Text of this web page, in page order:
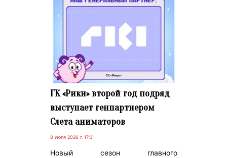
ГК «Рики» второй год подряд
выступает генпартнером
Слета аниматоров
8 июля 2026 г. 17:31
Новый сезон главного